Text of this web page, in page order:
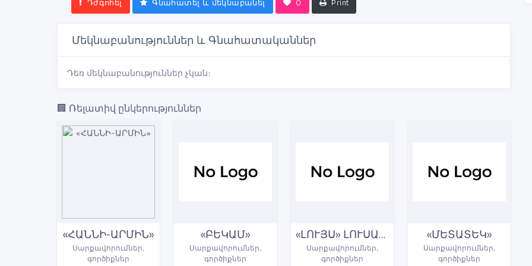
Դժգոհել Գնահատել և մեկնաբանել 0 Print
Մեկնաբանություններ և Գնահատականներ
Դեռ մեկնաբանություններ չկան։
🏢 Ռելատիվ ընկերություններ
«ՀԱՆՆԻ-ԱՐՄԻՆ»
Սարքավորումներ,
գործիքներ
«ԲԵԿԱՄ»
Սարքավորումներ,
գործիքներ
«ԼՈՒՅՍ» ԼՈՒՍԱՏԵԽՆԻԿԱՅԻ ՄԱՍՆԱԳԻՏԱՑՎԱԾ ԽԱՆՈՒԹ
Սարքավորումներ,
գործիքներ
«ՄԵՏԱՏԵԿ»
Սարքավորումներ,
գործիքներ